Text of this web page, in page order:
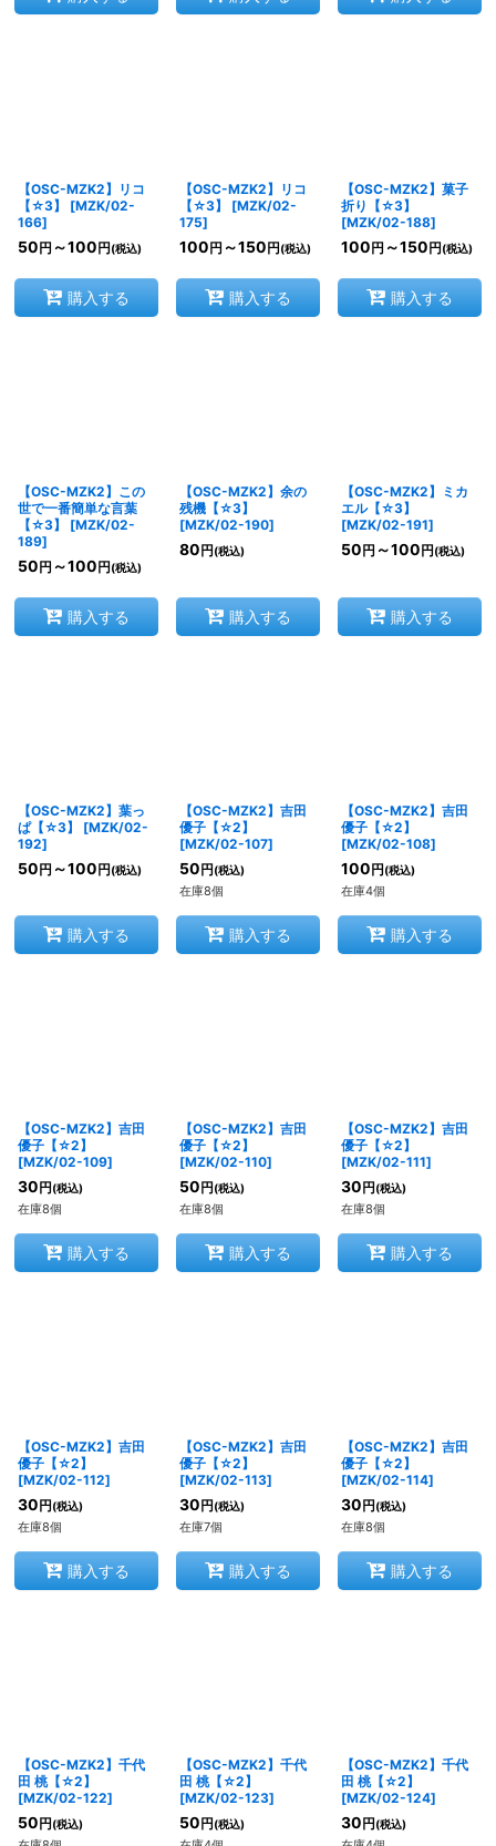
【OSC-MZK2】リコ
【☆3】
[MZK/02-
166]
50 円 ～100 円 (税込)
購入する
【OSC-MZK2】リコ
【☆3】
[MZK/02-
175]
100 円 ～150 円 (税込)
購入する
【OSC-MZK2】菓子
折り【☆3】
[MZK/02-188]
100 円 ～150 円 (税込)
購入する
【OSC-MZK2】この
世で一番簡単な言葉
【☆3】
[MZK/02-
189]
50 円 ～100 円 (税込)
購入する
【OSC-MZK2】余の
残機【☆3】
[MZK/02-190]
80 円 (税込)
購入する
【OSC-MZK2】ミカ
エル【☆3】
[MZK/02-191]
50 円 ～100 円 (税込)
購入する
【OSC-MZK2】葉っ
ぱ【☆3】
[MZK/02-
192]
50 円 ～100 円 (税込)
購入する
【OSC-MZK2】吉田
優子【☆2】
[MZK/02-107]
50 円 (税込)
在庫8個
購入する
【OSC-MZK2】吉田
優子【☆2】
[MZK/02-108]
100 円 (税込)
在庫4個
購入する
【OSC-MZK2】吉田
優子【☆2】
[MZK/02-109]
30 円 (税込)
在庫8個
購入する
【OSC-MZK2】吉田
優子【☆2】
[MZK/02-110]
50 円 (税込)
在庫8個
購入する
【OSC-MZK2】吉田
優子【☆2】
[MZK/02-111]
30 円 (税込)
在庫8個
購入する
【OSC-MZK2】吉田
優子【☆2】
[MZK/02-112]
30 円 (税込)
在庫8個
購入する
【OSC-MZK2】吉田
優子【☆2】
[MZK/02-113]
30 円 (税込)
在庫7個
購入する
【OSC-MZK2】吉田
優子【☆2】
[MZK/02-114]
30 円 (税込)
在庫8個
購入する
【OSC-MZK2】千代
田 桃【☆2】
[MZK/02-122]
50 円 (税込)
【OSC-MZK2】千代
田 桃【☆2】
[MZK/02-123]
50 円 (税込)
【OSC-MZK2】千代
田 桃【☆2】
[MZK/02-124]
30 円 (税込)